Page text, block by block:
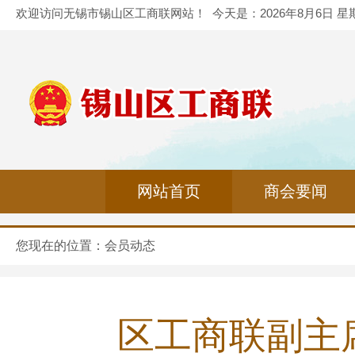
欢迎访问无锡市锡山区工商联网站！ 今天是： 2026年8月6日 星
网站首页 商会要闻
您现在的位置： 会员动态
区工商联副